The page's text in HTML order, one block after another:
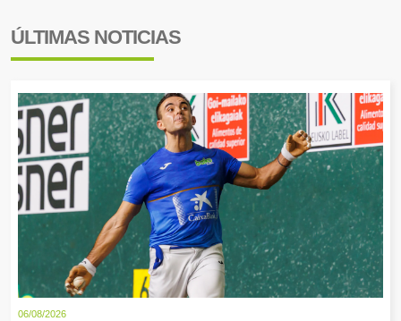
ÚLTIMAS NOTICIAS
06/08/2026